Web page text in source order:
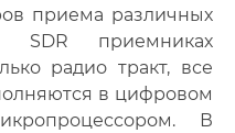
приема различных
приемниках
радио тракт, все
в цифровом
В